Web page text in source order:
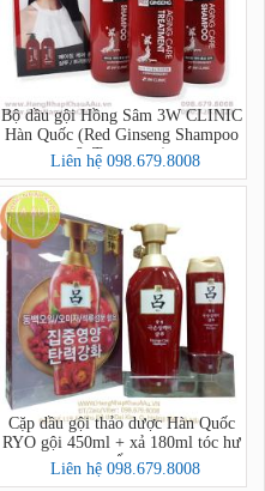
Bộ dầu gội Hồng Sâm 3W CLINIC
Hàn Quốc (Red Ginseng Shampoo
& Treatment)
Liên hệ 098.679.8008
Cặp dầu gội thảo dược Hàn Quốc
RYO gội 450ml + xả 180ml tóc hư
tổn
Liên hệ 098.679.8008